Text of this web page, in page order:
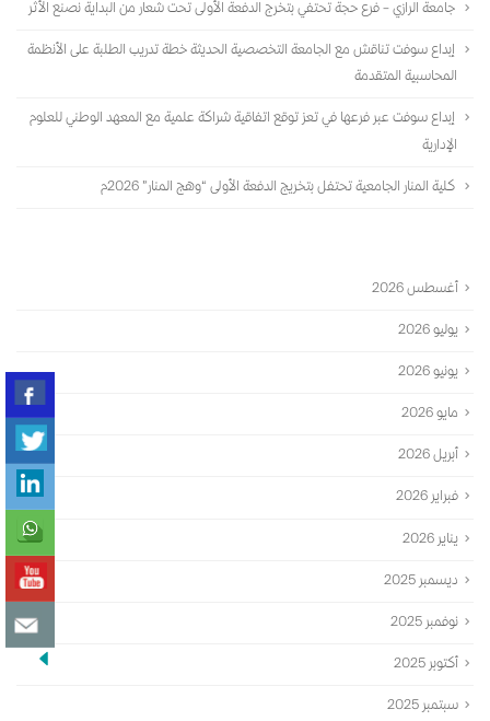
جامعة الرازي – فرع حجة تحتفي بتخرج الدفعة الأولى تحت شعار من البداية نصنع الأثر
إبداع سوفت تناقش مع الجامعة التخصصية الحديثة خطة تدريب الطلبة على الأنظمة
المحاسبية المتقدمة
إبداع سوفت عبر فرعها في تعز توقع اتفاقية شراكة علمية مع المعهد الوطني للعلوم
الإدارية
كلية المنار الجامعية تحتفل بتخريج الدفعة الأولى “وهج المنار” 2026م
أغسطس 2026
يوليو 2026
يونيو 2026
مايو 2026
أبريل 2026
فبراير 2026
يناير 2026
ديسمبر 2025
نوفمبر 2025
أكتوبر 2025
سبتمبر 2025